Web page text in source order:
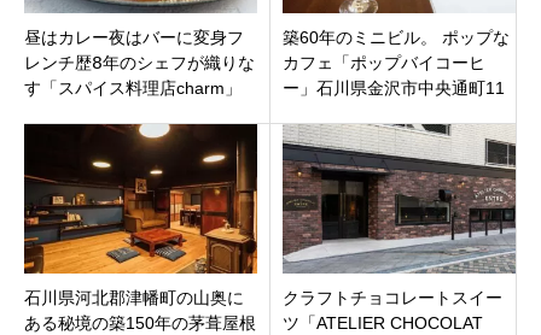
昼はカレー夜はバーに変身フ
レンチ歴𝟪年のシェフが織りな
す「スパイス料理店charm」
築60年のミニビル。 ポップな
カフェ「ポップバイコーヒ
ー」石川県金沢市中央通町11
石川県河北郡津幡町の山奥に
ある秘境の築150年の茅葺屋根
クラフトチョコレートスイー
ツ「ATELIER CHOCOLAT